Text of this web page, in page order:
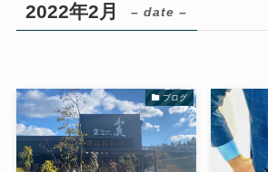
2022年2月 – date –
ブログ